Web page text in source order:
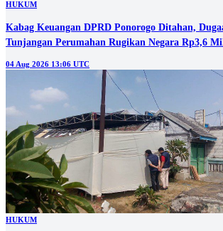
HUKUM
Kabag Keuangan DPRD Ponorogo Ditahan,
Tunjangan Perumahan Rugikan Negara Rp3,6
04 Aug 2026 13:06 UTC
HUKUM